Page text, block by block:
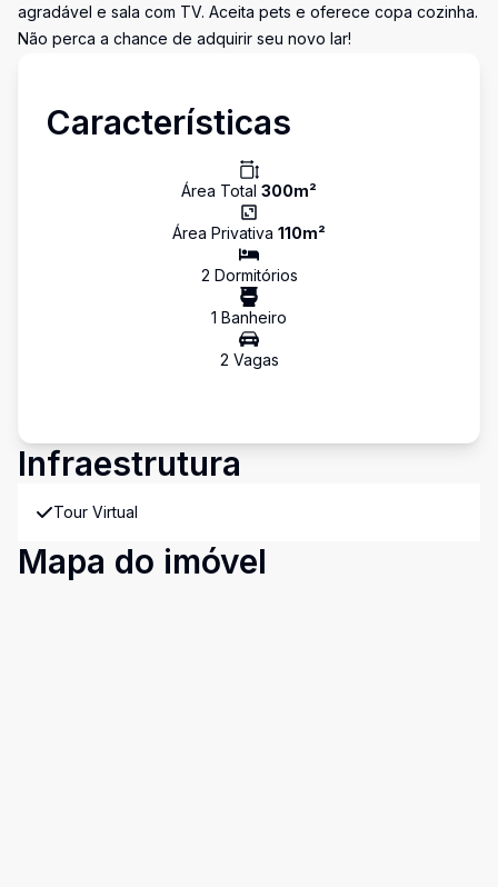
agradável e sala com TV. Aceita pets e oferece copa cozinha.
Não perca a chance de adquirir seu novo lar!
Características
Área Total 300m²
Área Privativa 110m²
2 Dormitórios
1 Banheiro
2 Vagas
Infraestrutura
Tour Virtual
Mapa do imóvel